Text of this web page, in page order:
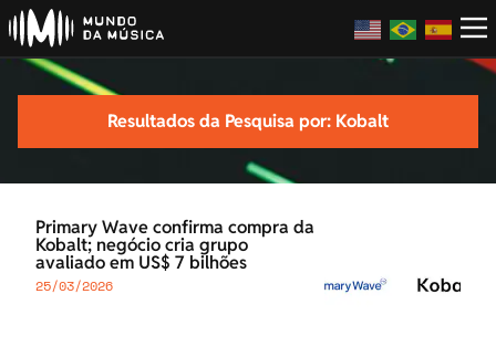
Resultados da Pesquisa por: Kobalt
Primary Wave confirma compra da
Kobalt; negócio cria grupo
avaliado em US$ 7 bilhões
25/03/2026